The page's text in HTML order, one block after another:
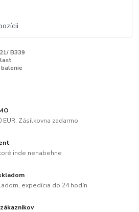
B339
balenie
EUR, Zásilkovna zadarmo
inde nenabehne
expedícia do 24 hodín